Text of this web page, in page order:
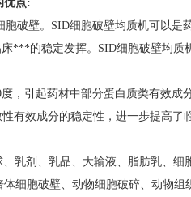
优点:
破壁。 SID细胞破壁均质机可以是
***的稳定发挥。
SID细胞破壁均质
，引起药材中部分蛋白质类有效成
有效成分的稳定性，进一步提高了
乳剂、乳品、大输液、脂肪乳、
细胞破壁、动物细胞破碎、动物